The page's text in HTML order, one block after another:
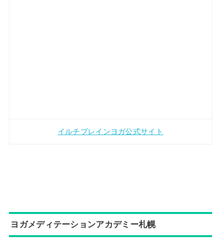
イルチブレインヨガ公式サイト
ヨガメディテーションアカデミー札幌